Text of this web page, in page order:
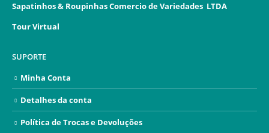
Sapatinhos & Roupinhas Comercio de Variedades LTDA
Tour Virtual
SUPORTE
Minha Conta
Detalhes da conta
Política de Trocas e Devoluções